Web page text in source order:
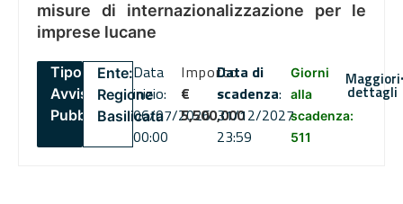
misure di internazionalizzazione per le
imprese lucane
Tipo:
Avviso
Pubblico
Ente:
Regione
Basilicata
Data
inizio:
06/07/2026
00:00
Importo
€
5,500,000
Data di
scadenza:
31/12/2027
23:59
Giorni
alla
scadenza:
511
Maggiori
dettagli